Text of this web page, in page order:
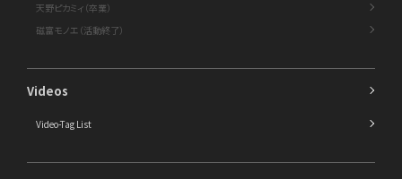
天野ピカミィ（卒業）
磁富モノエ（活動終了）
Videos
Video-Tag List